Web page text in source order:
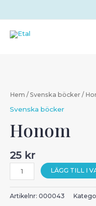
Hem /Svenska böcker /
Svenska böcker
Honom
25 kr
Honom
mängd
LÄGG TILL I
Artikelnr: 000043